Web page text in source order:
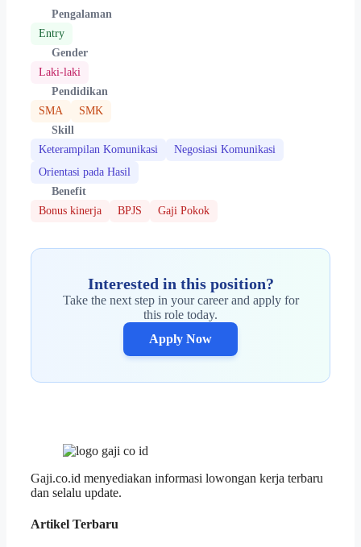
Pengalaman
Entry
Gender
Laki-laki
Pendidikan
SMA
SMK
Skill
Keterampilan Komunikasi
Negosiasi Komunikasi
Orientasi pada Hasil
Benefit
Bonus kinerja
BPJS Gaji Pokok
Interested in this position?
Take the next step in your career and apply for
this role today.
Apply Now
Gaji.co.id menyediakan informasi lowongan kerja terbaru
dan selalu update.
Artikel Terbaru